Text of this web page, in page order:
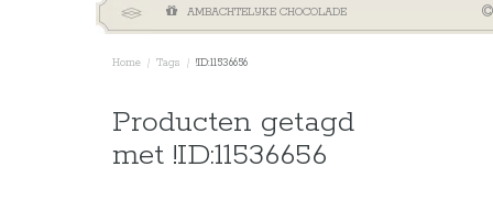
AMBACHTELIJKE CHOCOLADE
Home / Tags / !ID:11536656
Producten getagd
met !ID:11536656